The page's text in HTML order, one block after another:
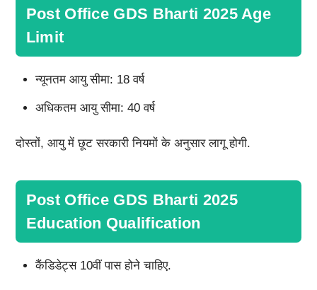
Post Office GDS Bharti 2025 Age
Limit
न्यूनतम आयु सीमा: 18 वर्ष
अधिकतम आयु सीमा: 40 वर्ष
दोस्तों, आयु में छूट सरकारी नियमों के अनुसार लागू होगी.
Post Office GDS Bharti 2025
Education Qualification
कैंडिडेट्स 10वीं पास होने चाहिए.